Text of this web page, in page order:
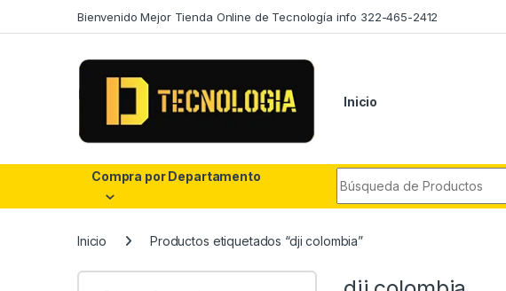
Bienvenido Mejor Tienda Online de Tecnología info 322-465-2412
Inicio
Compra por Departamento
Inicio Productos etiquetados “dji colombia”